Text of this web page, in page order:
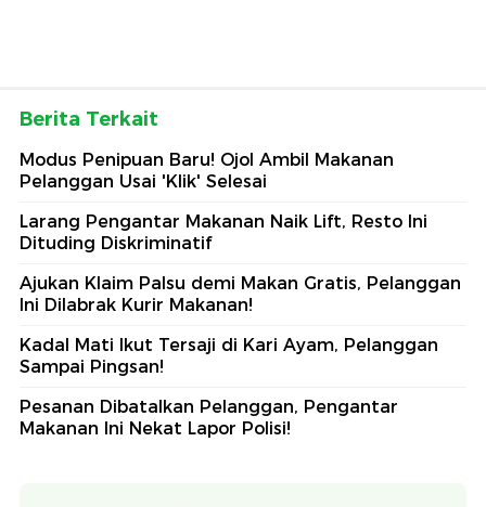
Berita Terkait
Modus Penipuan Baru! Ojol Ambil Makanan
Pelanggan Usai 'Klik' Selesai
Larang Pengantar Makanan Naik Lift, Resto Ini
Dituding Diskriminatif
Ajukan Klaim Palsu demi Makan Gratis, Pelanggan
Ini Dilabrak Kurir Makanan!
Kadal Mati Ikut Tersaji di Kari Ayam, Pelanggan
Sampai Pingsan!
Pesanan Dibatalkan Pelanggan, Pengantar
Makanan Ini Nekat Lapor Polisi!